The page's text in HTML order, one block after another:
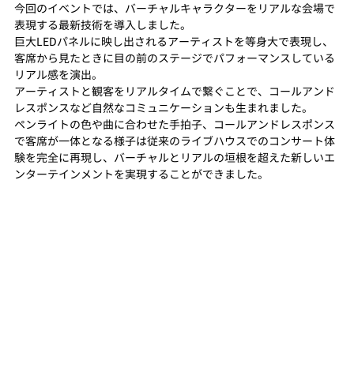
今回のイベントでは、バーチャルキャラクターをリアルな会場で
表現する最新技術を導入しました。
巨大LEDパネルに映し出されるアーティストを等身大で表現し、
客席から見たときに目の前のステージでパフォーマンスしている
リアル感を演出。
アーティストと観客をリアルタイムで繋ぐことで、コールアンド
レスポンスなど自然なコミュニケーションも生まれました。
ペンライトの色や曲に合わせた手拍子、コールアンドレスポンス
で客席が一体となる様子は従来のライブハウスでのコンサート体
験を完全に再現し、バーチャルとリアルの垣根を超えた新しいエ
ンターテインメントを実現することができました。